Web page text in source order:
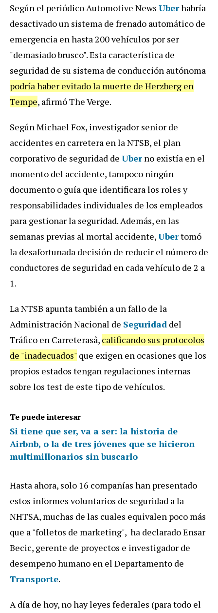
Según el periódico Automotive News Uberhabría
desactivado un sistema de frenado automático de
emergencia en hasta 200 vehículos por ser
"demasiado brusco". Esta característica de
seguridad de su sistema de conducción autónoma
podría haber evitado la muerte de Herzberg en
Tempe, afirmó The Verge.
Según Michael Fox, investigador senior de
accidentes en carretera en la NTSB, el plan
corporativo de seguridad de Uberno existía en el
momento del accidente, tampoco ningún
documento o guía que identificara los roles y
responsabilidades individuales de los empleados
para gestionar la seguridad. Además, en las
semanas previas al mortal accidente,Ubertomó
la desafortunada decisión de reducir el número de
conductores de seguridad en cada vehículo de 2 a
1.
La NTSB apunta también a un fallo de la
Administración Nacional de Seguridad del
Tráfico en Carreterasâ, calificando sus protocolos
de "inadecuados" que exigen en ocasiones que los
propios estados tengan regulaciones internas
sobre los test de este tipo de vehículos.
Te puede interesar
Si tiene que ser, va a ser: la historia de
Airbnb, o la de tres jóvenes que se hicieron
multimillonarios sin buscarlo
Hasta ahora, solo 16 compañías han presentado
estos informes voluntarios de seguridad a la
NHTSA, muchas de las cuales equivalen poco más
que a "folletos de marketing", ha declarado Ensar
Becic, gerente de proyectos e investigador de
desempeño humano en el Departamento de
Transporte.
A día de hoy, no hay leyes federales (para todo el